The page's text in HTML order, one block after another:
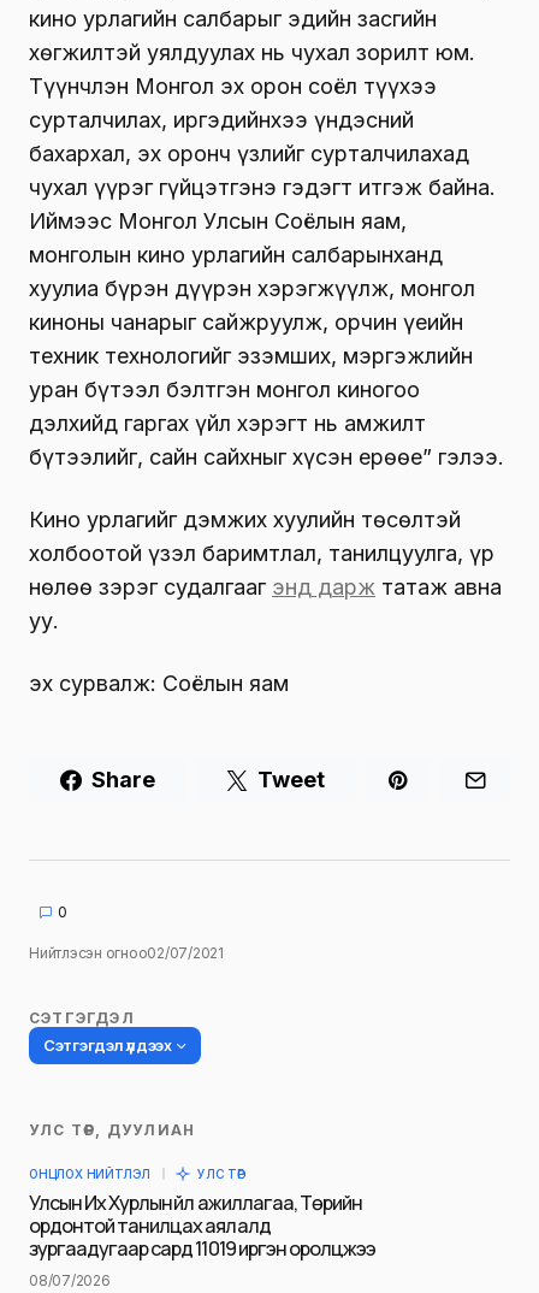
кино урлагийн салбарыг эдийн засгийн
хөгжилтэй уялдуулах нь чухал зорилт юм.
Түүнчлэн Монгол эх орон соёл түүхээ
сурталчилах, иргэдийнхээ үндэсний
бахархал, эх оронч үзлийг сурталчилахад
чухал үүрэг гүйцэтгэнэ гэдэгт итгэж байна.
Иймээс Монгол Улсын Соёлын яам,
монголын кино урлагийн салбарынханд
хуулиа бүрэн дүүрэн хэрэгжүүлж, монгол
киноны чанарыг сайжруулж, орчин үеийн
техник технологийг эзэмших, мэргэжлийн
уран бүтээл бэлтгэн монгол киногоо
дэлхийд гаргах үйл хэрэгт нь амжилт
бүтээлийг, сайн сайхныг хүсэн ерөөе” гэлээ.
Кино урлагийг дэмжих хуулийн төсөлтэй
холбоотой үзэл баримтлал, танилцуулга, үр
нөлөө зэрэг судалгааг энд дарж татаж авна
уу.
эх сурвалж: Соёлын яам
Share Tweet
0
Нийтлэсэн огноо02/07/2021
СЭТГЭГДЭЛ
Сэтгэгдэл үлдээх
Таны имэйл хаягийг нийтлэхгүй.
тэмдэглэсэн
Name
УЛС ТӨР, ДУУЛИАН
ОНЦЛОХ НИЙТЛЭЛ УЛС ТӨР
Улсын Их Хурлын үйл ажиллагаа, Төрийн
ордонтой танилцах аялалд
зургаадугаар сард 11019 иргэн оролцжээ
08/07/2026